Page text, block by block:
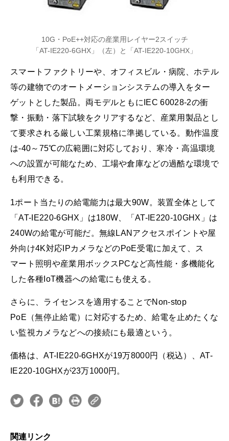
10G・PoE++対応の産業用レイヤー2スイッチ
「AT-IE220-6GHX」（左）と「AT-IE220-10GHX」
スマートファクトリーや、オフィスビル・病院、ホテル
等の建物でのオートメーションシステムの導入をター
ゲットとした製品。両モデルともにIEC 60028-2の衝
撃・振動・落下試験をクリアするなど、産業用製品とし
て要求される厳しい工業規格に準拠している。動作温度
は-40～75℃の広範囲に対応しており、寒冷・高温環境
への設置が可能なため、工場や倉庫などの過酷な環境で
も利用できる。
1ポート当たりの給電能力は最大90W。装置全体として
「AT-IE220-6GHX」は180W、「AT-IE220-10GHX」は
240Wの給電が可能だ。無線LANアクセスポイントや屋
外向け4K対応IPカメラなどのPoE受電に加えて、ス
マート照明や産業用ボックスPCなど高性能・多機能化
した各種IoT機器への給電にも使える。
さらに、ライセンスを適用することでNon-stop
PoE（無停止給電）に対応するため、給電を止めたくな
い監視カメラなどへの接続にも最適という。
価格は、AT-IE220-6GHXが19万8000円（税込）、AT-
IE220-10GHXが23万1000円。
関連リンク